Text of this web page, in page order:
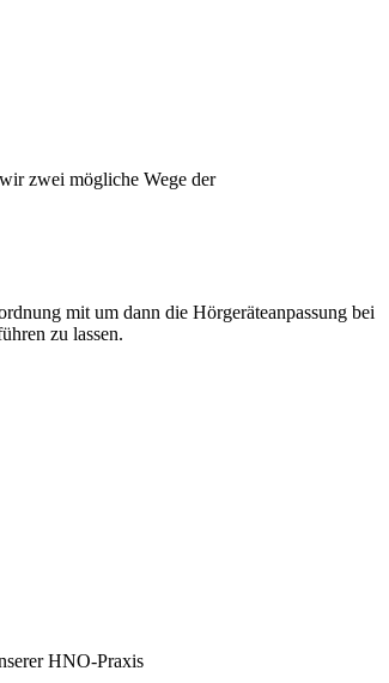
zwei mögliche Wege der
mit um dann die Hörgeräteanpassung bei
zu lassen.
HNO-Praxis